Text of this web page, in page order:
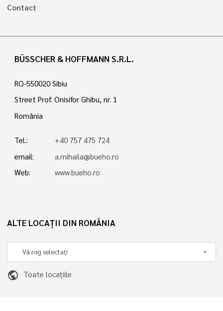
Contact
BÜSSCHER & HOFFMANN S.R.L.
RO-550020 Sibiu
Street Prof. Onisifor Ghibu, nr. 1
România
Tel.:
+40 757 475 724
email:
a.mihaila@bueho.ro
Web:
www.bueho.ro
ALTE LOCAȚII DIN ROMÂNIA
public Toate locațiile